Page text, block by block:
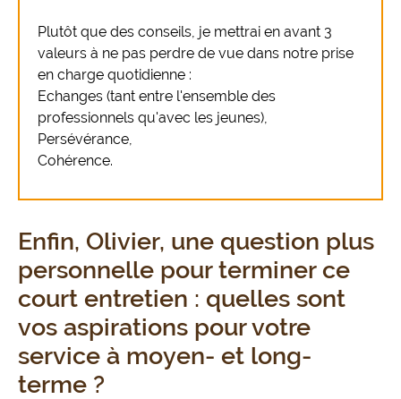
Plutôt que des conseils, je mettrai en avant 3
valeurs à ne pas perdre de vue dans notre prise
en charge quotidienne :
Echanges (tant entre l'ensemble des
professionnels qu'avec les jeunes),
Persévérance,
Cohérence.
Enfin, Olivier, une question plus
personnelle pour terminer ce
court entretien : quelles sont
vos aspirations pour votre
service à moyen- et long-
terme ?